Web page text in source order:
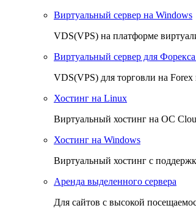
Виртуальный сервер на Windows
VDS(VPS) на платформе
Виртуальный сервер для
VDS(VPS) для торговли на
Хостинг на Linux
Виртуальный хостинг на OC
Хостинг на Windows
Виртуальный хостинг с
Аренда выделенного сервера
Для сайтов с высокой